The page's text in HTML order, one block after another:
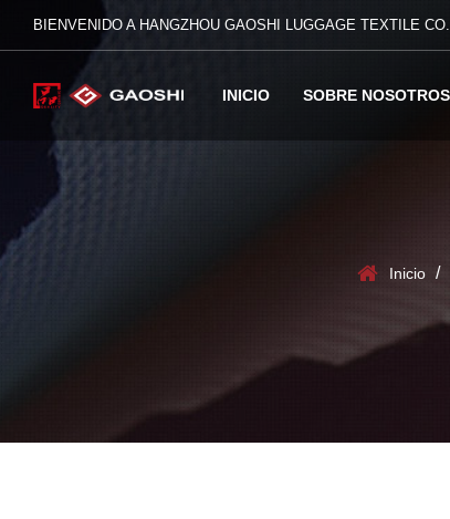
BIENVENIDO A HANGZHOU GAOSHI LUGGAGE TEXTILE
INICIO SOBRE NOSOTROS
Inicio /